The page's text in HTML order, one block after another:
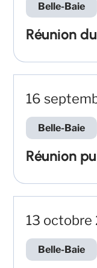
Belle-Baie
Réunion
16
Belle-Baie
Réunion
13 octobre
Belle-Baie